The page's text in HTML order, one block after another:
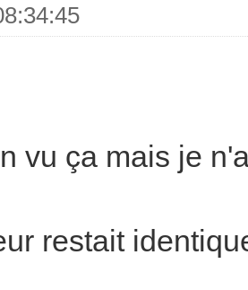
vu ça mais je
restait